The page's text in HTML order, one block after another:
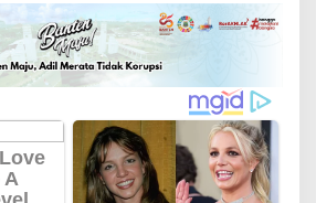
S
e
b
K
a
m